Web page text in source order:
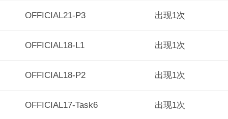
OFFICIAL21-P3 出现1次
OFFICIAL18-L1 出现1次
OFFICIAL18-P2 出现1次
OFFICIAL17-Task6 出现1次